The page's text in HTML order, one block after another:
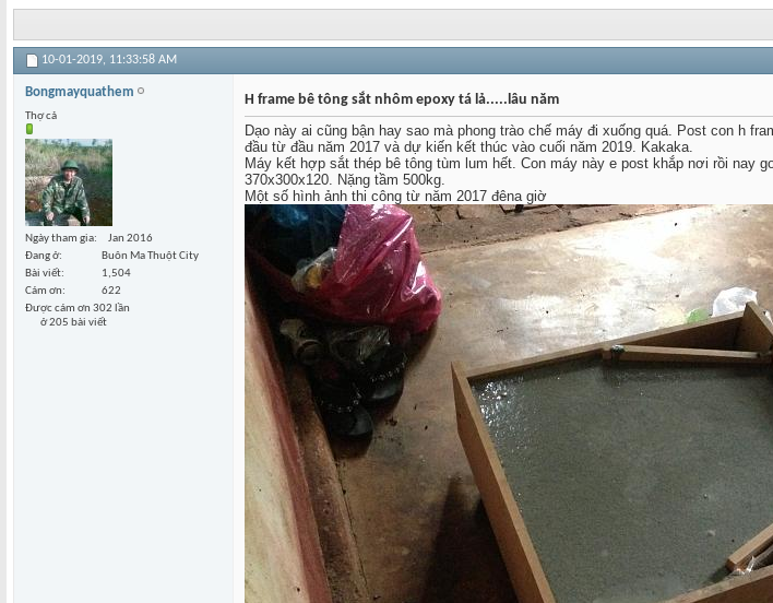
10-01-2019, 11:33:58 AM
Bongmayquathem
Thợ cả
Ngày tham gia
Jan 2016
Đang ở
Buôn Ma Thuột City
Bài viết
1,504
Cám ơn
622
Được cám ơn 302 lần
ở 205 bài viết
H frame bê tông sắt nhôm epoxy tá lả.....lâu năm
Dạo này ai cũng bận hay sao mà phong trào chế máy đi xuống quá. Post con h
đầu từ đầu năm 2017 và dự kiến kết thúc vào cuối năm 2019. Kakaka.
Máy kết hợp sắt thép bê tông tùm lum hết. Con máy này e post khắp nơi rồi nay
370x300x120. Nặng tầm 500kg.
Một số hình ảnh thi công từ năm 2017 đêna giờ